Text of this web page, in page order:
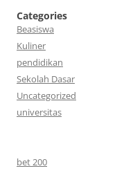
Categories
Beasiswa
Kuliner
pendidikan
Sekolah Dasar
Uncategorized
universitas
bet 200